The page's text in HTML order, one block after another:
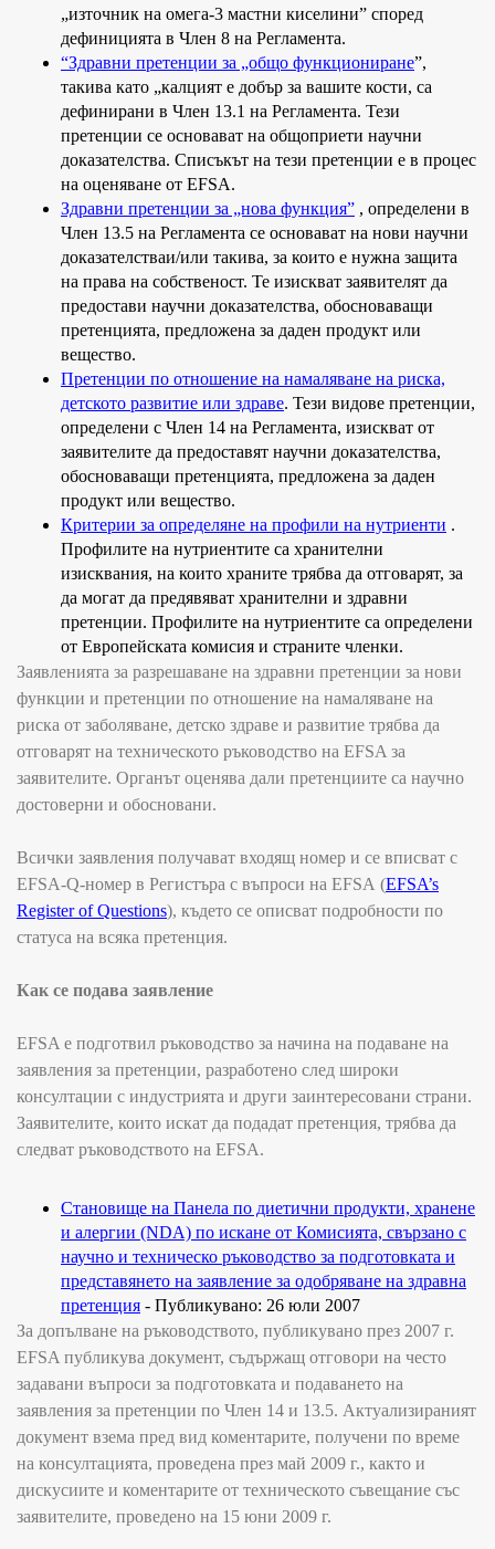
„източник на омега-3 мастни киселини” според
дефиницията в Член 8 на Регламента.
“Здравни претенции за „общо функциониране”,
такива като „калцият е добър за вашите кости, са
дефинирани в Член 13.1 на Регламента. Тези
претенции се основават на общоприети научни
доказателства. Списъкът на тези претенции е в процес
на оценяване от EFSA.
Здравни претенции за „нова функция” , определени в
Член 13.5 на Регламента се основават на нови научни
доказателстваи/или такива, за които е нужна защита
на права на собственост. Те изискват заявителят да
предостави научни доказателства, обосноваващи
претенцията, предложена за даден продукт или
вещество.
Претенции по отношение на намаляване на риска,
детското развитие или здраве. Тези видове претенции,
определени с Член 14 на Регламента, изискват от
заявителите да предоставят научни доказателства,
обосноваващи претенцията, предложена за даден
продукт или вещество.
Критерии за определяне на профили на нутриенти .
Профилите на нутриентите са хранителни
изисквания, на които храните трябва да отговарят, за
да могат да предявяват хранителни и здравни
претенции. Профилите на нутриентите са определени
от Европейската комисия и страните членки.
Заявленията за разрешаване на здравни претенции за нови
функции и претенции по отношение на намаляване на
риска от заболяване, детско здраве и развитие трябва да
отговарят на техническото ръководство на EFSA за
заявителите. Органът оценява дали претенциите са научно
достоверни и обосновани.
Всички заявления получават входящ номер и се вписват с
EFSA-Q-номер в Регистъра с въпроси на EFSA (EFSA’s
Register of Questions), където се описват подробности по
статуса на всяка претенция.
Как се подава заявление
EFSA е подготвил ръководство за начина на подаване на
заявления за претенции, разработено след широки
консултации с индустрията и други заинтересовани страни.
Заявителите, които искат да подадат претенция, трябва да
следват ръководството на EFSA.
Становище на Панела по диетични продукти, хранене
и алергии (NDA) по искане от Комисията, свързано с
научно и техническо ръководство за подготовката и
представянето на заявление за одобряване на здравна
претенция - Публикувано: 26 юли 2007
За допълване на ръководството, публикувано през 2007 г.
EFSA публикува документ, съдържащ отговори на често
задавани въпроси за подготовката и подаването на
заявления за претенции по Член 14 и 13.5. Актуализираният
документ взема пред вид коментарите, получени по време
на консултацията, проведена през май 2009 г., както и
дискусиите и коментарите от техническото съвещание със
заявителите, проведено на 15 юни 2009 г.